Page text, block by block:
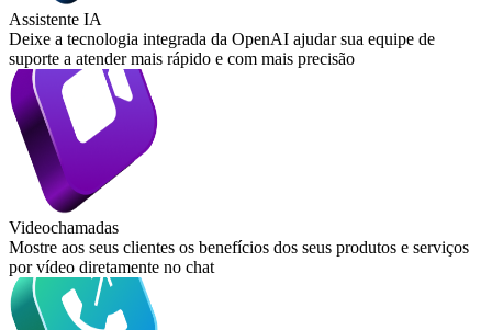
Assistente IA
Deixe a tecnologia integrada da OpenAI ajudar sua equipe de
suporte a atender mais rápido e com mais precisão
Videochamadas
Mostre aos seus clientes os benefícios dos seus produtos e serviços
por vídeo diretamente no chat